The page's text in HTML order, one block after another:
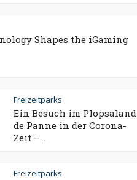
Shapes the iGaming
Freizeitparks
Ein Besuch im Plopsaland
de Panne in der Corona-
Zeit –...
Freizeitparks